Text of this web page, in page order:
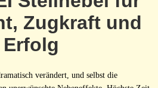
Zugkraft und
verändert, und selbst die